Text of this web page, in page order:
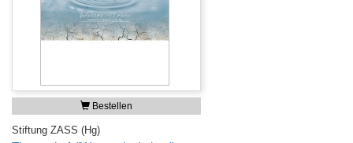
Bestellen
Stiftung ZASS (Hg)